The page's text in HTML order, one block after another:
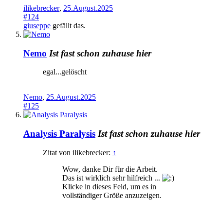
ilikebrecker, 25.August.2025
#124
giuseppe gefällt das.
Nemo Ist fast schon zuhause hier
egal...gelöscht
Nemo, 25.August.2025
#125
Analysis Paralysis Ist fast schon zuhause hier
Zitat von ilikebrecker: ↑
Wow, danke Dir für die Arbeit.
Das ist wirklich sehr hilfreich ...
Klicke in dieses Feld, um es in
vollständiger Größe anzuzeigen.